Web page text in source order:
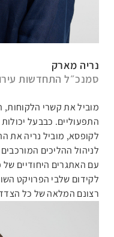
נריה מארק
סמנכ״ל התחדשות
מוביל את קשרי הלקוחות,
התפעוליים. כבבעל יכולות
לקופסא, מוביל נריה את
לניהול ההליכים
עם האתגרים היחודיים של
לקידום שלבי הפרויקט
רצונם המלאה של כל